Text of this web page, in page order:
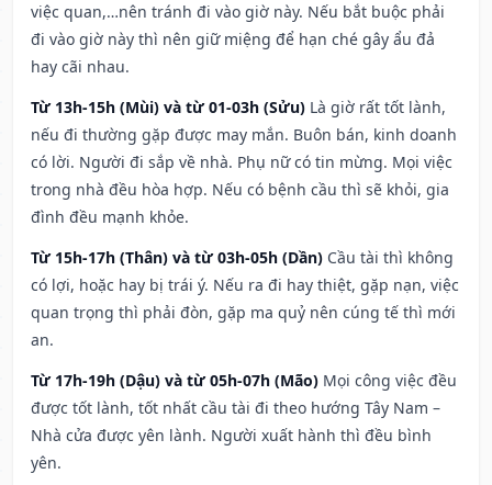
việc quan,…nên tránh đi vào giờ này. Nếu bắt buộc phải
đi vào giờ này thì nên giữ miệng để hạn ché gây ẩu đả
hay cãi nhau.
Từ 13h-15h (Mùi) và từ 01-03h (Sửu) Là giờ rất tốt lành,
nếu đi thường gặp được may mắn. Buôn bán, kinh doanh
có lời. Người đi sắp về nhà. Phụ nữ có tin mừng. Mọi việc
trong nhà đều hòa hợp. Nếu có bệnh cầu thì sẽ khỏi, gia
đình đều mạnh khỏe.
Từ 15h-17h (Thân) và từ 03h-05h (Dần) Cầu tài thì không
có lợi, hoặc hay bị trái ý. Nếu ra đi hay thiệt, gặp nạn, việc
quan trọng thì phải đòn, gặp ma quỷ nên cúng tế thì mới
an.
Từ 17h-19h (Dậu) và từ 05h-07h (Mão) Mọi công việc đều
được tốt lành, tốt nhất cầu tài đi theo hướng Tây Nam –
Nhà cửa được yên lành. Người xuất hành thì đều bình
yên.